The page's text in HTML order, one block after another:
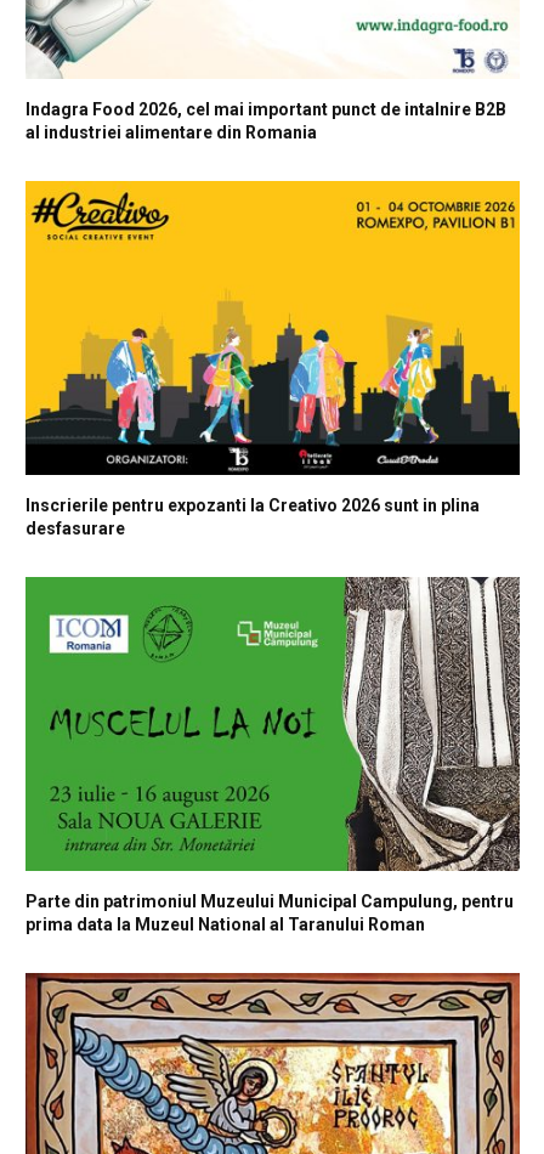
Indagra Food 2026, cel mai important punct de intalnire B2B
al industriei alimentare din Romania
Inscrierile pentru expozanti la Creativo 2026 sunt in plina
desfasurare
Parte din patrimoniul Muzeului Municipal Campulung, pentru
prima data la Muzeul National al Taranului Roman